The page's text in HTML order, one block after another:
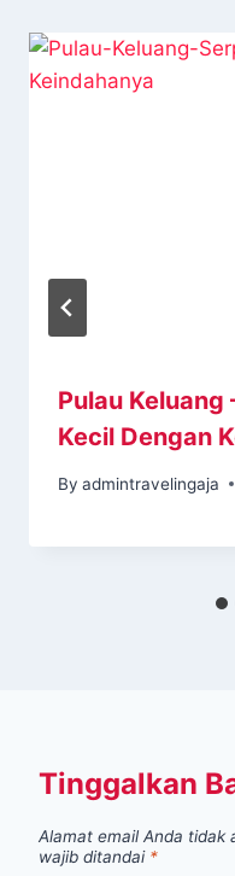
Pulau Keluang
Kecil Dengan
By admintravelingaja
Tinggalkan
Alamat email Anda tidak
wajib ditandai *